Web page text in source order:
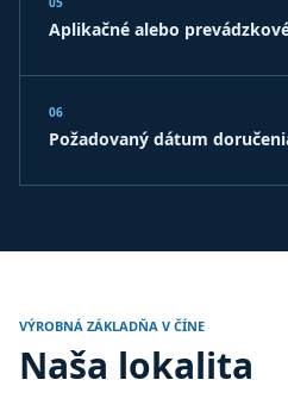
Aplikačné alebo
06
Požadovaný dátum
VÝROBNÁ ZÁKLADŇA V ČÍNE
Naša lokalita